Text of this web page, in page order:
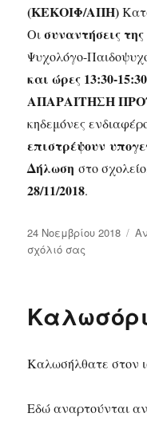
(ΚΕΚΟΙΦ/ΑΠΗ)
Οισυναντήσεις
Ψυχολόγο-
και ώρες 13:30-15:30
ΑΠΑΡΑΙΤΗΣΗ
κηδεμόνες
επιστρέψουν
Δήλωση στο
28/11/2018.
Δημοσιεύτηκε
την
24 Νοεμβρίου 2018
σχόλιό σας
Καλωσήλθατε στον
Εδώ αναρτούνται